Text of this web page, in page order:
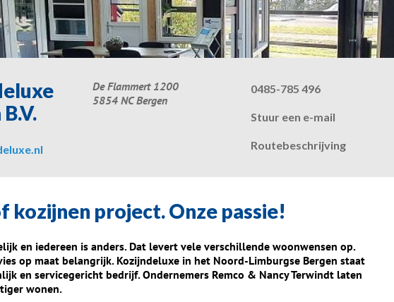
De Flammert 1200
5854 NC Bergen
0485-785 496
Stuur een e-mail
Routebeschrijving
kozijnen project. Onze passie!
en iedereen is anders. Dat levert vele verschillende woonwensen op.
op maat belangrijk. Kozijndeluxe in het Noord-Limburgse Bergen staat
en servicegericht bedrijf. Ondernemers Remco & Nancy Terwindt laten
wonen.